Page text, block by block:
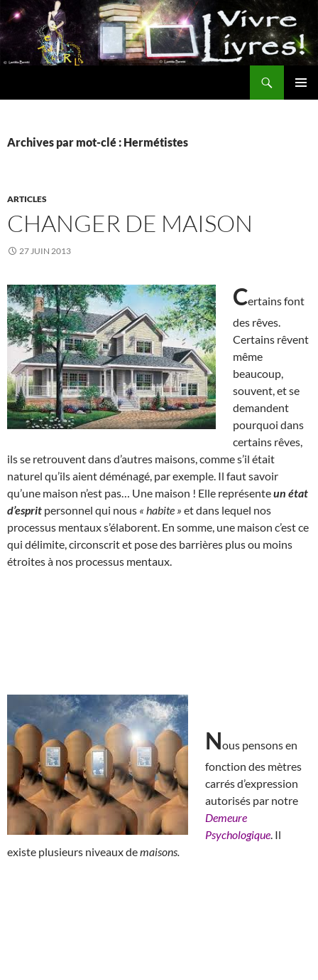
Aller
au
contenu
Archives par mot-clé : Hermétistes
ARTICLES
CHANGER DE MAISON
27 JUIN 2013
Certains font
des rêves.
Certains rêvent
même
beaucoup,
souvent, et se
demandent
pourquoi dans
certains rêves,
ils se retrouvent dans d’autres maisons, comme s’il était
naturel qu’ils aient déménagé, par exemple. Il faut savoir
qu’une maison n’est pas… Une maison ! Elle représenteun état
d’esprit personnel qui nous « habite » et dans lequel nos
processus mentaux s’élaborent. En somme, une maison c’est ce
qui délimite, circonscrit et pose des barrières plus ou moins
étroites à nos processus mentaux.
Nous pensons en
fonction des mètres
carrés d’expression
autorisés par notre
Demeure
Psychologique . Il
existe plusieurs niveaux demaisons.